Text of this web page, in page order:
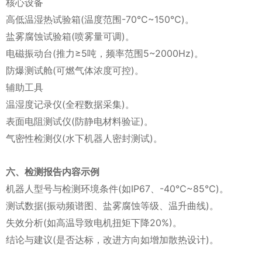
核心设备
高低温湿热试验箱(温度范围-70℃~150℃)。
盐雾腐蚀试验箱(喷雾量可调)。
电磁振动台(推力≥5吨，频率范围5~2000Hz)。
防爆测试舱(可燃气体浓度可控)。
辅助工具
温湿度记录仪(全程数据采集)。
表面电阻测试仪(防静电材料验证)。
气密性检测仪(水下机器人密封测试)。
六、检测报告内容示例
机器人型号与检测环境条件(如IP67、-40℃~85℃)。
测试数据(振动频谱图、盐雾腐蚀等级、温升曲线)。
失效分析(如高温导致电机扭矩下降20%)。
结论与建议(是否达标，改进方向如增加散热设计)。